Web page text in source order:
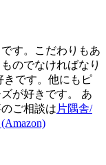
す。こだわりもあ
のでなければなり
きです。他にもピ
が好きです。 あ
ご相談は片隅舎/